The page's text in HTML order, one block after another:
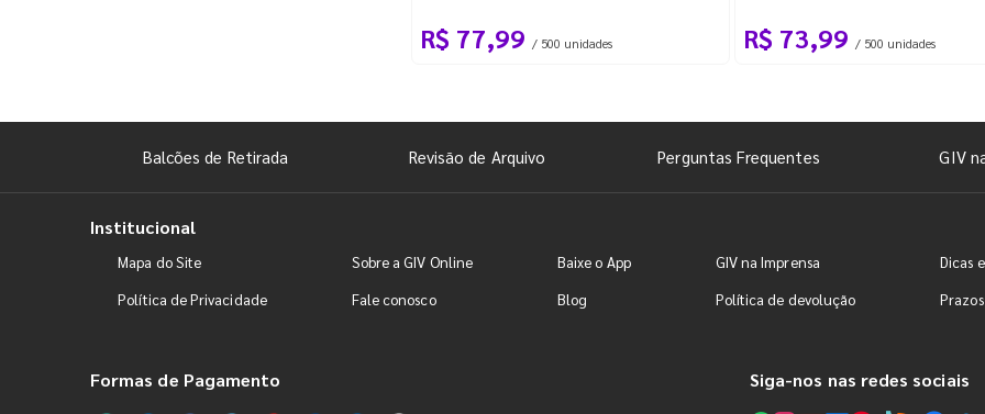
R$ 77,99 / 500 unidades R$ 73,99 / 500 unidades
Balcões de Retirada Revisão de Arquivo Perguntas Frequentes GIV
Institucional
Mapa do Site Sobre a GIV Online Baixe o App GIV na Imprensa
Dicas
Política de Privacidade
Fale conosco Blog Política de devolução Prazos
Formas de Pagamento Siga-nos nas redes sociais